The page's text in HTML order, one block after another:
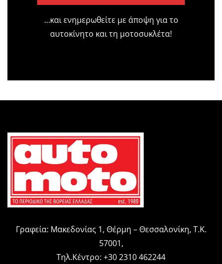
…και ενημερωθείτε με άποψη για το
αυτοκίνητο και τη μοτοσυκλέτα!
Γραφεία: Μακεδονίας 1, Θέρμη – Θεσσαλονίκη, Τ.Κ.
57001,
Τηλ.Κέντρο: +30 2310 462244